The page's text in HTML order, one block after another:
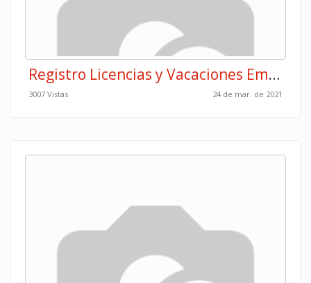
Registro Licencias y Vacaciones Empleados
3007 Vistas 24 de mar. de 2021